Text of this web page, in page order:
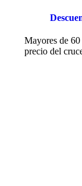
Mayores de 60
precio del